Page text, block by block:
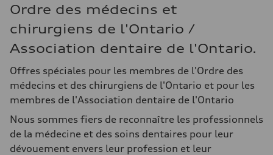
Ordre des médecins et
chirurgiens de l'Ontario /
Association dentaire de l'Ontario.
Offres spéciales pour les membres de l'Ordre des
médecins et des chirurgiens de l'Ontario et pour les
membres de l'Association dentaire de l'Ontario
Nous sommes fiers de reconnaître les professionnels
de la médecine et des soins dentaires pour leur
dévouement envers leur profession et leur